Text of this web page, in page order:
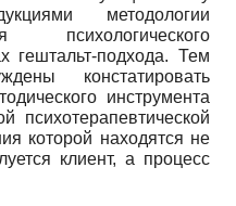
методологии
психологического
гештальт-подхода. Тем
констатировать
инструмента
психотерапевтической
которой находятся не
клиент, а процесс